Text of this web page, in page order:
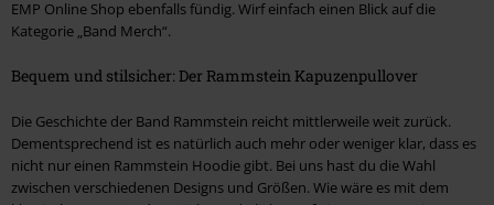
EMP Online Shop ebenfalls fündig. Wirf einfach einen Blick auf die
Kategorie „Band Merch“.
Bequem und stilsicher: Der Rammstein Kapuzenpullover
Die Geschichte der Band Rammstein reicht mittlerweile weit zurück.
Dementsprechend ist es natürlich auch mehr oder weniger klar, dass es
nicht nur einen Rammstein Hoodie gibt. Bei uns hast du die Wahl
zwischen verschiedenen Designs und Größen. Wie wäre es mit dem